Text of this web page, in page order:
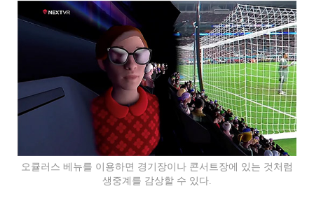
오큘러스 베뉴를 이용하면 경기장이나 콘서트장에 있는 것처럼
생중계를 감상할 수 있다.